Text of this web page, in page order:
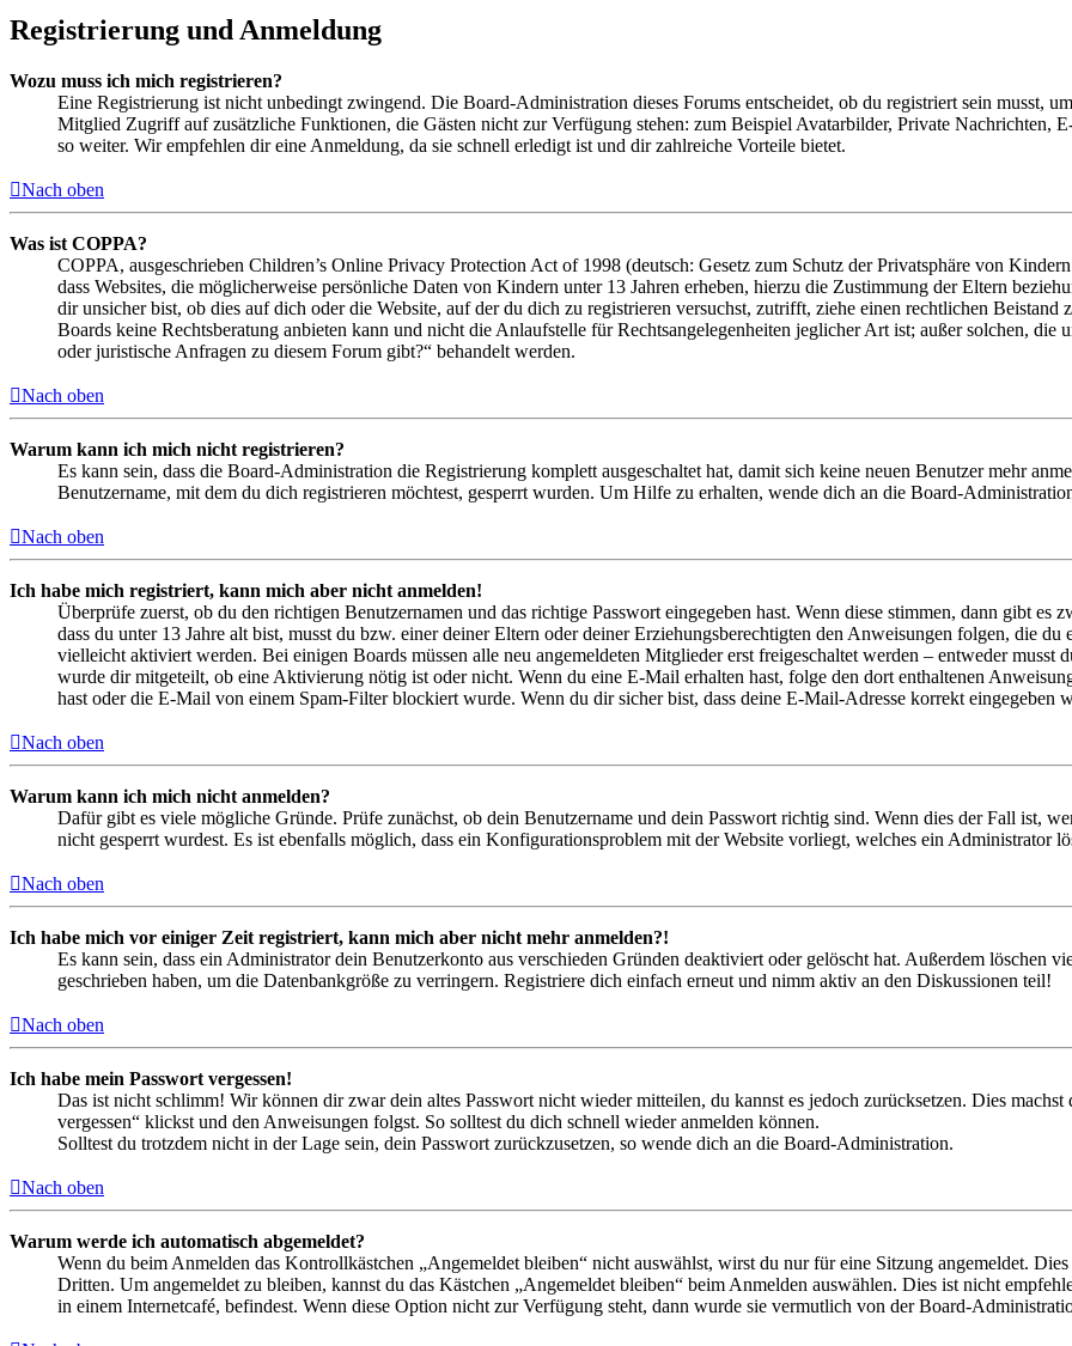
Registrierung und Anmeldung
Wozu muss ich mich registrieren?
Eine Registrierung ist nicht unbedingt zwingend. Die Board-Administration dieses Forums entscheidet, ob du registriert sein musst,
Mitglied Zugriff auf zusätzliche Funktionen, die Gästen nicht zur Verfügung stehen: zum Beispiel Avatarbilder, Private Nachrichten,
so weiter. Wir empfehlen dir eine Anmeldung, da sie schnell erledigt ist und dir zahlreiche Vorteile bietet.
Nach oben
Was ist COPPA?
COPPA, ausgeschrieben Children’s Online Privacy Protection Act of 1998 (deutsch: Gesetz zum Schutz der Privatsphäre von
dass Websites, die möglicherweise persönliche Daten von Kindern unter 13 Jahren erheben, hierzu die Zustimmung der Eltern
dir unsicher bist, ob dies auf dich oder die Website, auf der du dich zu registrieren versuchst, zutrifft, ziehe einen rechtlichen
Boards keine Rechtsberatung anbieten kann und nicht die Anlaufstelle für Rechtsangelegenheiten jeglicher Art ist; außer solchen,
oder juristische Anfragen zu diesem Forum gibt?“ behandelt werden.
Nach oben
Warum kann ich mich nicht registrieren?
Es kann sein, dass die Board-Administration die Registrierung komplett ausgeschaltet hat, damit sich keine neuen Benutzer mehr
Benutzername, mit dem du dich registrieren möchtest, gesperrt wurden. Um Hilfe zu erhalten, wende dich an die Board-
Nach oben
Ich habe mich registriert, kann mich aber nicht anmelden!
Überprüfe zuerst, ob du den richtigen Benutzernamen und das richtige Passwort eingegeben hast. Wenn diese stimmen, dann gibt es
dass du unter 13 Jahre alt bist, musst du bzw. einer deiner Eltern oder deiner Erziehungsberechtigten den Anweisungen folgen, die
vielleicht aktiviert werden. Bei einigen Boards müssen alle neu angemeldeten Mitglieder erst freigeschaltet werden – entweder musst
wurde dir mitgeteilt, ob eine Aktivierung nötig ist oder nicht. Wenn du eine E-Mail erhalten hast, folge den dort enthaltenen
hast oder die E-Mail von einem Spam-Filter blockiert wurde. Wenn du dir sicher bist, dass deine E-Mail-Adresse korrekt eingegeben
Nach oben
Warum kann ich mich nicht anmelden?
Dafür gibt es viele mögliche Gründe. Prüfe zunächst, ob dein Benutzername und dein Passwort richtig sind. Wenn dies der Fall ist,
nicht gesperrt wurdest. Es ist ebenfalls möglich, dass ein Konfigurationsproblem mit der Website vorliegt, welches ein Administrator
Nach oben
Ich habe mich vor einiger Zeit registriert, kann mich aber nicht mehr anmelden?!
Es kann sein, dass ein Administrator dein Benutzerkonto aus verschieden Gründen deaktiviert oder gelöscht hat. Außerdem löschen
geschrieben haben, um die Datenbankgröße zu verringern. Registriere dich einfach erneut und nimm aktiv an den Diskussionen teil!
Nach oben
Ich habe mein Passwort vergessen!
Das ist nicht schlimm! Wir können dir zwar dein altes Passwort nicht wieder mitteilen, du kannst es jedoch zurücksetzen. Dies
vergessen“ klickst und den Anweisungen folgst. So solltest du dich schnell wieder anmelden können.
Solltest du trotzdem nicht in der Lage sein, dein Passwort zurückzusetzen, so wende dich an die Board-Administration.
Nach oben
Warum werde ich automatisch abgemeldet?
Wenn du beim Anmelden das Kontrollkästchen „Angemeldet bleiben“ nicht auswählst, wirst du nur für eine Sitzung angemeldet.
Dritten. Um angemeldet zu bleiben, kannst du das Kästchen „Angemeldet bleiben“ beim Anmelden auswählen. Dies ist nicht
in einem Internetcafé, befindest. Wenn diese Option nicht zur Verfügung steht, dann wurde sie vermutlich von der Board-